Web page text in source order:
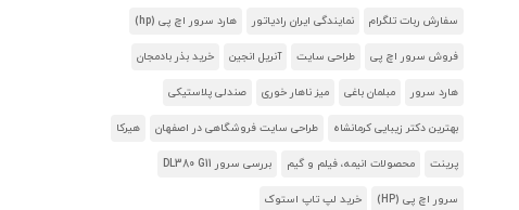
سفارش ربات تلگرام نمایندگی ایران رادیاتور هارد سرور اچ پی (hp)
فروش سرور اچ پی طراحی سایت آنریل انجین خرید بذر بادمجان
هارد سرور مبلمان باغی میز ناهار خوری صندلی پلاستیکی
بهترین دکتر زیبایی کرمانشاه طراحی سایت فروشگاهی در اصفهان هیرکا
پرینت محصولات انیمه، فیلم و گیم بررسی سرور DL380 G11
سرور اچ پی (HP) خرید لپ تاپ استوک